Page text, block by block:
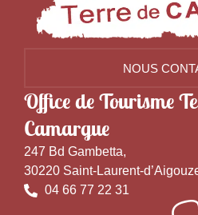
NOUS
Office de Tourisme
Camargue
247 Bd Gambetta,
30220 Saint-Laurent-
04 66 77 22 31